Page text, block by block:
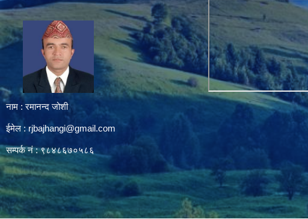
नाम : रमानन्द जोशी
ईमेल :rjbajhangi@gmail.com
सम्पर्क नं : ९८४८६७०५८६